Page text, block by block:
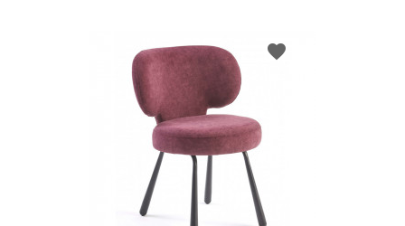
favorite